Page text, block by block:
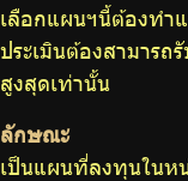
เลือกแผนฯนี้ต้องทำ
ประเมินต้องสามารถ
สูงสุดเท่านั้น
ลักษณะ
เป็นแผนที่ลงทุนในห